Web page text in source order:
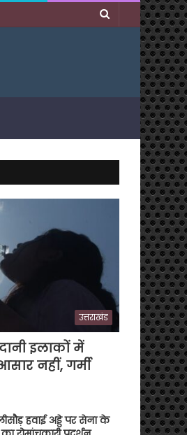
Search
उत्तराखंड
इलाकों में
नहीं, गर्मी
हवाई अड्डे पर सेना के